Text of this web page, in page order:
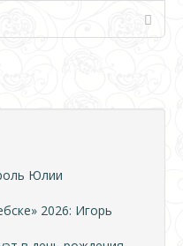
Юлии
2026: Игорь